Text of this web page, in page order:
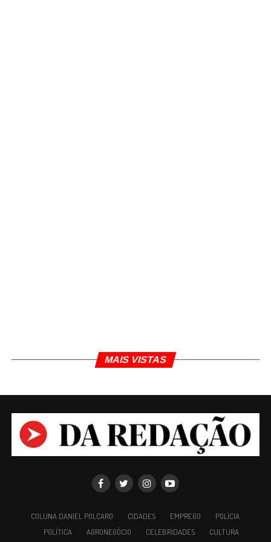
MAIS VISTAS
COLUNA DANIEL POLCARO CIDADES EMPREGO
POLÍCIA
POLÍTICA
AGRONEGÓCIO CELEBRIDADES CULTURA